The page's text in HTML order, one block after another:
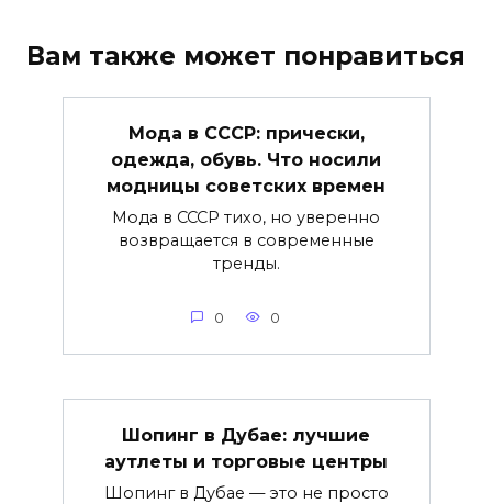
Вам также может понравиться
Мода в СССР: прически,
одежда, обувь. Что носили
модницы советских времен
Мода в СССР тихо, но уверенно
возвращается в современные
тренды.
0 0
Шопинг в Дубае: лучшие
аутлеты и торговые центры
Шопинг в Дубае — это не просто